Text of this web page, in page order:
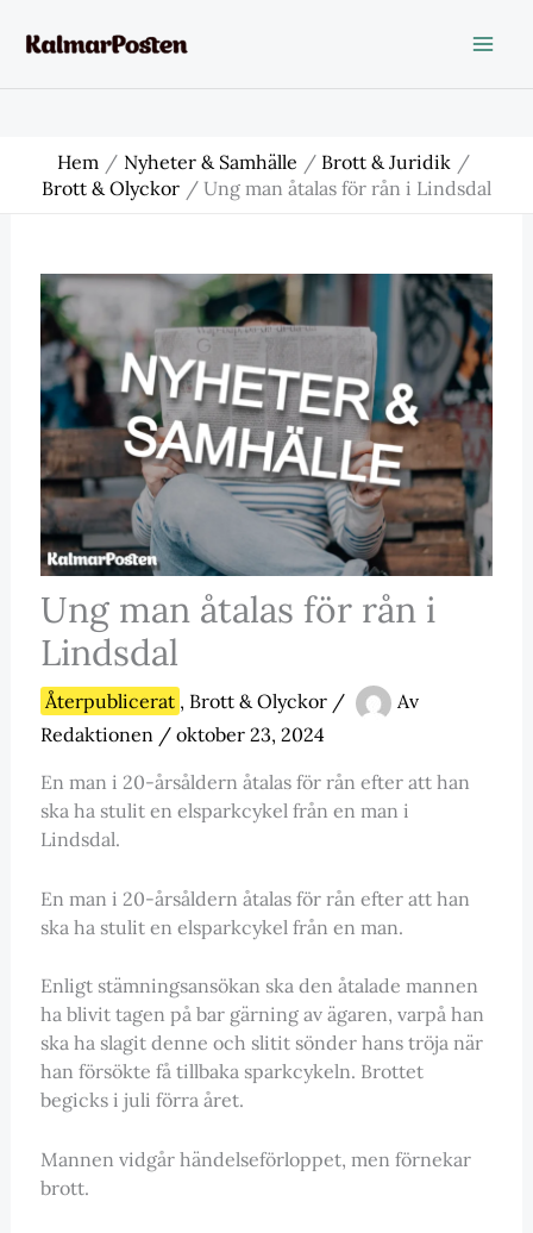
Hem Nyheter & Samhälle
Brott & Juridik
Brott & Olyckor
Ung man åtalas för rån i Lindsdal
Ung man åtalas för rån i
Lindsdal
Återpublicerat , Brott & Olyckor/
Av
Redaktionen / oktober 23, 2024
En man i 20-årsåldern åtalas för rån efter att han
ska ha stulit en elsparkcykel från en man i
Lindsdal.
En man i 20-årsåldern åtalas för rån efter att han
ska ha stulit en elsparkcykel från en man.
Enligt stämningsansökan ska den åtalade mannen
ha blivit tagen på bar gärning av ägaren, varpå han
ska ha slagit denne och slitit sönder hans tröja när
han försökte få tillbaka sparkcykeln. Brottet
begicks i juli förra året.
Mannen vidgår händelseförloppet, men förnekar
brott.